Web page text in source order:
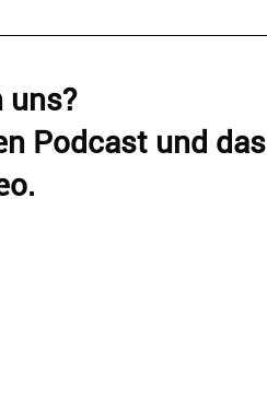
uns?
Podcast und das